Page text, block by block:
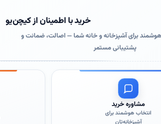
خرید با اطمینان از کیچن‌یو
برای آشپزخانه و خانه شما — اصالت، ضمانت و
پشتیبانی مستمر
مشاوره خرید
انتخاب هوشمند برای
آشپزخانه‌تان